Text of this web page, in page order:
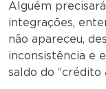
Alguém
integrações,
não apareceu,
inconsistência e
saldo do “crédito